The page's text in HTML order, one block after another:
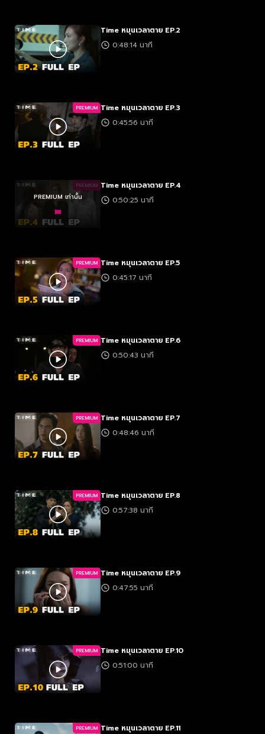
Time หมุนเวลาตาย EP.2
0:48:14 นาที
PREMIUM Time หมุนเวลาตาย EP.3
0:45:56 นาที
PREMIUM
PREMIUM เท่านั้น
Time หมุนเวลาตาย EP.4
0:50:25 นาที
PREMIUM Time หมุนเวลาตาย EP.5
0:45:17 นาที
PREMIUM Time หมุนเวลาตาย EP.6
0:50:43 นาที
PREMIUM Time หมุนเวลาตาย EP.7
0:48:46 นาที
PREMIUM Time หมุนเวลาตาย EP.8
0:57:38 นาที
PREMIUM Time หมุนเวลาตาย EP.9
0:47:55 นาที
PREMIUM Time หมุนเวลาตาย EP.10
0:51:00 นาที
PREMIUM Time หมุนเวลาตาย EP.11